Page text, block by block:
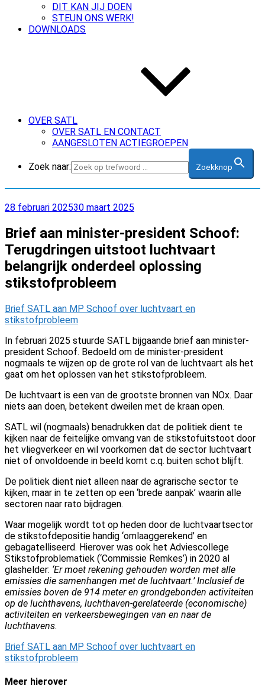
DIT KAN JIJ DOEN
STEUN ONS WERK!
DOWNLOADS
OVER SATL
OVER SATL EN CONTACT
AANGESLOTEN ACTIEGROEPEN
Zoek naar: Zoekknop
Geplaatst
28 februari 202530 maart 2025
Brief aan minister-president Schoof:
Terugdringen uitstoot luchtvaart
belangrijk onderdeel oplossing
stikstofprobleem
Brief SATL aan MP Schoof over luchtvaart en
stikstofprobleem
In februari 2025 stuurde SATL bijgaande brief aan minister-
president Schoof. Bedoeld om de minister-president
nogmaals te wijzen op de grote rol van de luchtvaart als het
gaat om het oplossen van het stikstofprobleem.
De luchtvaart is een van de grootste bronnen van NOx. Daar
niets aan doen, betekent dweilen met de kraan open.
SATL wil (nogmaals) benadrukken dat de politiek dient te
kijken naar de feitelijke omvang van de stikstofuitstoot door
het vliegverkeer en wil voorkomen dat de sector luchtvaart
niet of onvoldoende in beeld komt c.q. buiten schot blijft.
De politiek dient niet alleen naar de agrarische sector te
kijken, maar in te zetten op een ‘brede aanpak’ waarin alle
sectoren naar rato bijdragen.
Waar mogelijk wordt tot op heden door de luchtvaartsector
de stikstofdepositie handig ‘omlaaggerekend’ en
gebagatelliseerd. Hierover was ook het Adviescollege
Stikstofproblematiek (‘Commissie Remkes’) in 2020 al
glashelder: ‘Er moet rekening gehouden worden met alle
emissies die samenhangen met de luchtvaart.’ Inclusief de
emissies boven de 914 meter en grondgebonden activiteiten
op de luchthavens, luchthaven-gerelateerde (economische)
activiteiten en verkeersbewegingen van en naar de
luchthavens.
Brief SATL aan MP Schoof over luchtvaart en
stikstofprobleem
Meer hierover